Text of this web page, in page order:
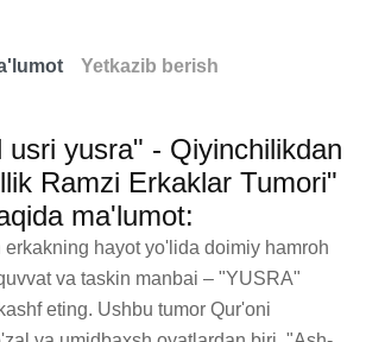
Yetkazib berish
usri yusra" - Qiyinchilikdan
Ramzi Erkaklar Tumori"
ma'lumot:
erkakning hayot yo'lida doimiy hamroh
va taskin manbai – "YUSRA"
eting. Ushbu tumor Qur'oni